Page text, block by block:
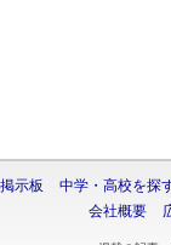
掲示板 中学・高校を探
会社概要